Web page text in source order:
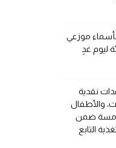
موزعي
ليوم غدٍ
نقدية
والأطفال
ضمن
التابع